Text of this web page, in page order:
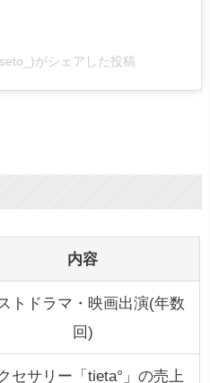
がシェアした投稿
内容
トドラマ・映画出演(年数
回)
セサリー「tieta°」の売上